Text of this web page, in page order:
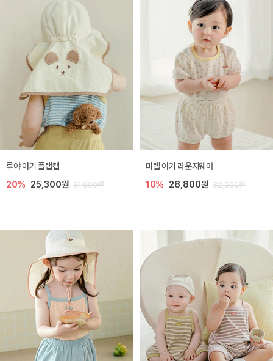
루야 아기 플랩캡
20% 25,300원 31,600원
미렐 아기 라운지웨어
10% 28,800원 32,000원